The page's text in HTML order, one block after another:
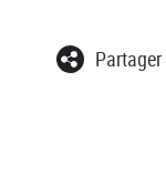
Partager